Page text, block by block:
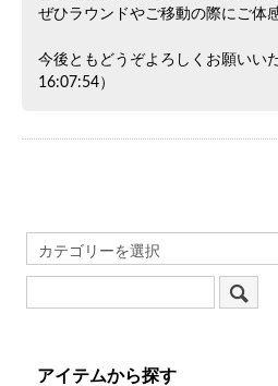
ぜひラウンドやご移動の際にご体
今後ともどうぞよろしくお願いい
16:07:54）
アイテムから探す